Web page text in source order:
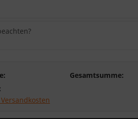
Gesamtsumme: